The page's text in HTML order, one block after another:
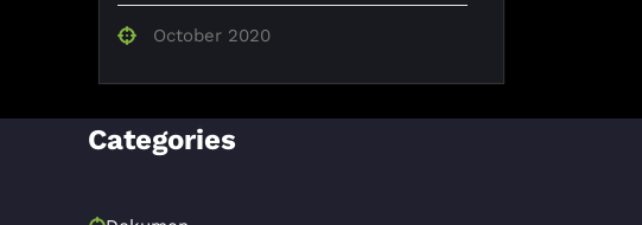
October 2020
Categories